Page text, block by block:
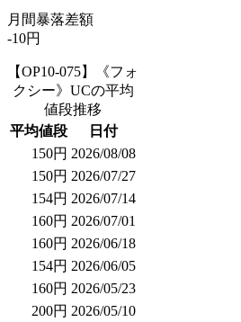
月間暴落差額
-10円
【OP10-075】《フォ
クシー》UCの平均
値段推移
平均値段
日付
150円 2026/08/08
150円 2026/07/27
154円 2026/07/14
160円 2026/07/01
160円 2026/06/18
154円 2026/06/05
160円 2026/05/23
200円 2026/05/10